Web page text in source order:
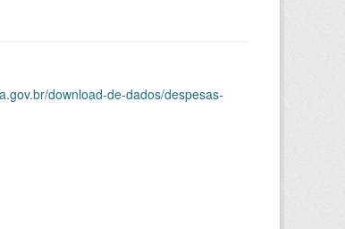
download-de-dados/despesas-